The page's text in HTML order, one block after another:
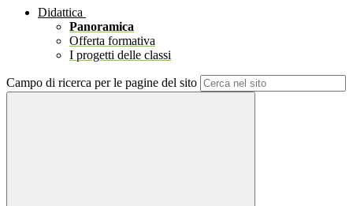
Didattica
Panoramica
Offerta formativa
I progetti delle classi
Campo di ricerca per le pagine del sito